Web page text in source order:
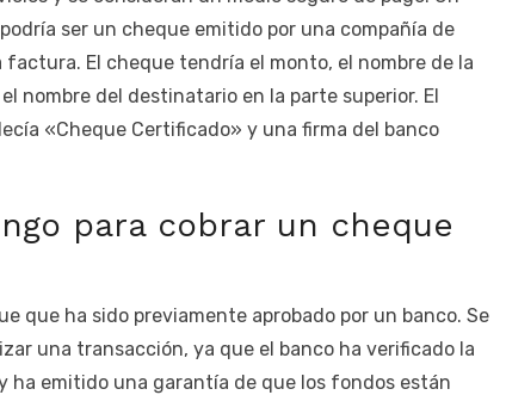
ser un cheque emitido por una compañía de
El cheque tendría el monto, el nombre de la
nombre del destinatario en la parte superior. El
«Cheque Certificado» y una firma del banco
para cobrar un cheque
que ha sido previamente aprobado por un banco. Se
una transacción, ya que el banco ha verificado la
ha emitido una garantía de que los fondos están